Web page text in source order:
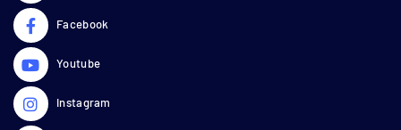
Facebook
Youtube
Instagram